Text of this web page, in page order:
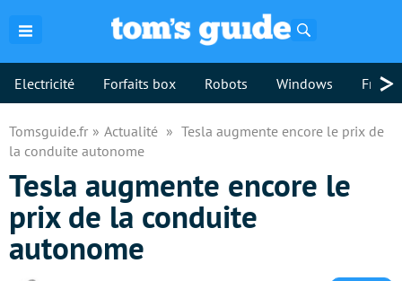
Electricité Forfaits box Robots Windows >
Tomsguide.fr Actualité
Tesla augmente encore le prix de
la conduite autonome
Tesla augmente encore le
prix de la conduite
autonome